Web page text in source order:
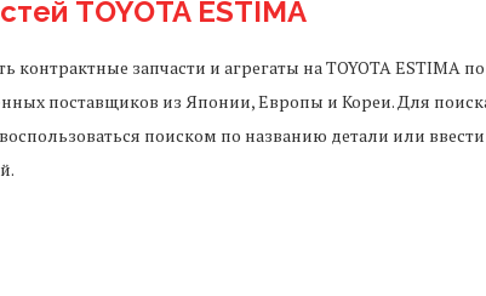
TOYOTA ESTIMA
контрактные запчасти и агрегаты на TOYOTA
поставщиков из Японии, Европы и Кореи. Для
поиском по названию детали или